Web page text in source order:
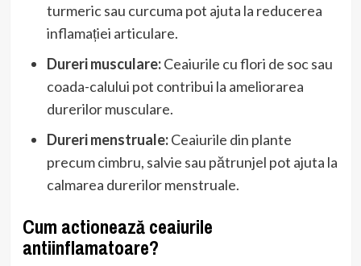
turmeric sau curcuma pot ajuta la reducerea
inflamației articulare.
Dureri musculare:Ceaiurile cu flori de soc sau
coada-calului pot contribui la ameliorarea
durerilor musculare.
Dureri menstruale:Ceaiurile din plante
precum cimbru, salvie sau pătrunjel pot ajuta la
calmarea durerilor menstruale.
Cum actionează ceaiurile
antiinflamatoare?